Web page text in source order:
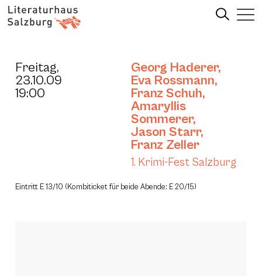
Freitag,
23.10.09
19:00
Georg Haderer,
Eva Rossmann,
Franz Schuh,
Amaryllis
Sommerer,
Jason Starr,
Franz Zeller
1. Krimi-Fest Salzburg
Eintritt E 13/10 (Kombiticket für beide Abende: E 20/15)